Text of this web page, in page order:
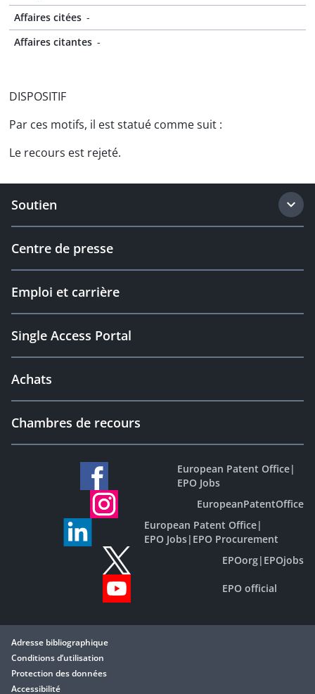
Affaires citées -
Affaires citantes -
DISPOSITIF
Par ces motifs, il est statué comme suit :
Le recours est rejeté.
Soutien
Centre de presse
Emploi et carrière
Single Access Portal
Achats
Chambres de recours
European Patent Office|
EPO Jobs
EuropeanPatentOffice
European Patent Office|
EPO Jobs| EPO Procurement
EPOorg| EPOjobs
EPO official
Adresse bibliographique
Conditions d’utilisation
Protection des données
Accessibilité